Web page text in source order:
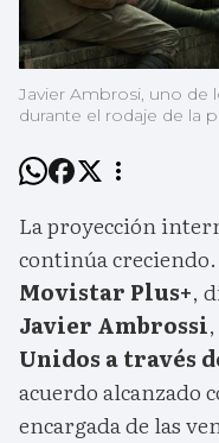
Javier Ambrosi, uno de
durante el rodaje de la
La proyección
continúa
Movistar Plus+,
Javier Ambrossi
Unidos a través
acuerdo alcanzado
encargada de las